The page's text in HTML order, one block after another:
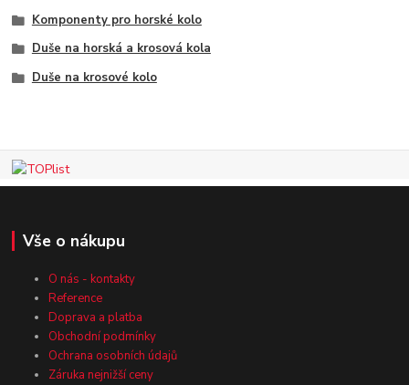
Komponenty pro horské kolo
Duše na horská a krosová kola
Duše na krosové kolo
Vše o nákupu
O nás - kontakty
Reference
Doprava a platba
Obchodní podmínky
Ochrana osobních údajů
Záruka nejnižší ceny